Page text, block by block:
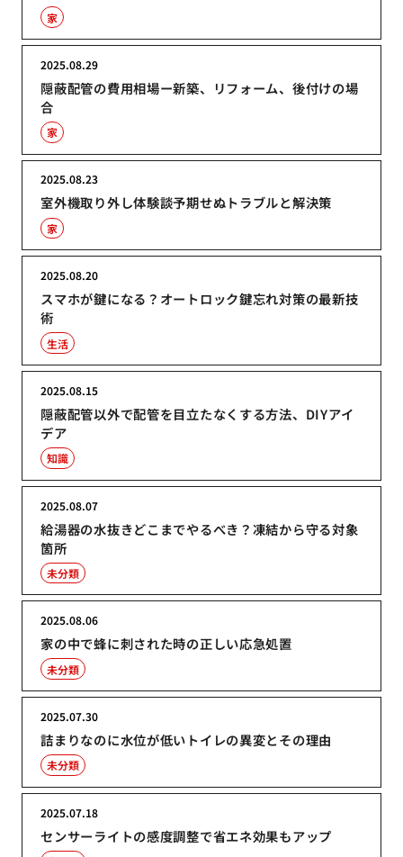
家
隠蔽配管の費用相場ー新築、リフォーム、後付けの場
合
2025.08.29
家
室外機取り外し体験談予期せぬトラブルと解決策
2025.08.23
家
スマホが鍵になる？オートロック鍵忘れ対策の最新技
術
2025.08.20
生活
隠蔽配管以外で配管を目立たなくする方法、DIYアイ
デア
2025.08.15
知識
給湯器の水抜きどこまでやるべき？凍結から守る対象
箇所
2025.08.07
未分類
家の中で蜂に刺された時の正しい応急処置
2025.08.06
未分類
詰まりなのに水位が低いトイレの異変とその理由
2025.07.30
未分類
センサーライトの感度調整で省エネ効果もアップ
2025.07.18